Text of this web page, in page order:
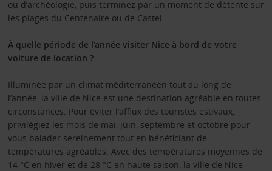
ou d’archéologie, puis terminez par un moment de détente sur
les plages du Centenaire ou de Castel.
À quelle période de l’année visiter Nice à bord de votre
voiture de location ?
Illuminée par un climat méditerranéen tout au long de
l’année, la ville de Nice est une destination agréable en toutes
circonstances. Pour éviter l’afflux des touristes estivaux,
privilégiez les mois de mai, juin, septembre et octobre pour
vous balader sereinement tout en bénéficiant de
températures agréables. Avec des températures moyennes de
14 °C en hiver et de 28 °C en haute saison, la ville de Nice